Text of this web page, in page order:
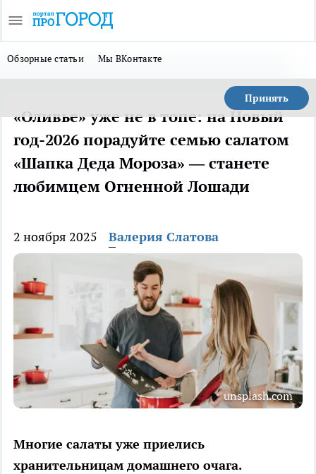
Обзорные статьи Мы ВКонтакте
Принять
«Оливье» уже не в топе: на Новый
год-2026 порадуйте семью салатом
«Шапка Деда Мороза» — станете
любимцем Огненной Лошади
2 ноября 2025 Валерия Слатова
unsplash.com
Многие салаты уже приелись
хранительницам домашнего очага.